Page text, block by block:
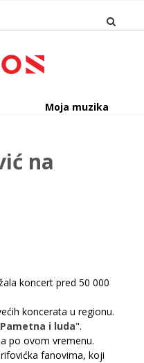
Moja muzika
na
koncert pred 50 000
koncerata u regionu.
Pametna i luda".
po ovom vremenu.
fanovima, koji